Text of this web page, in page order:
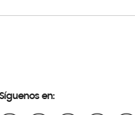
Síguenos en: